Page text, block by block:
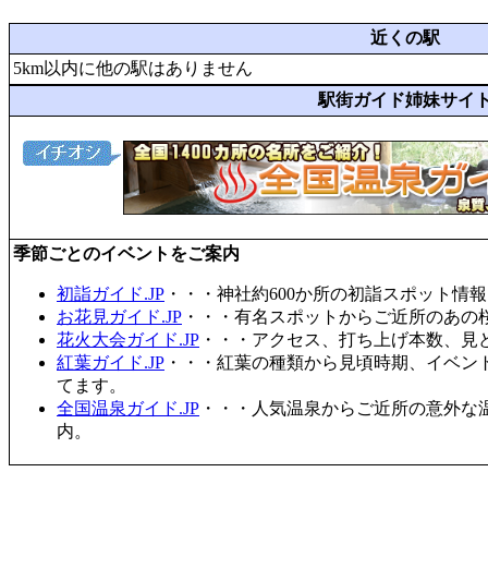
近くの駅
5km以内に他の駅はありません
駅街ガイド姉妹サイ
季節ごとのイベントをご案内
初詣ガイド.JP ・・・神社約600か所の初詣スポット情
お花見ガイド.JP ・・・有名スポットからご近所のあ
花火大会ガイド.JP ・・・アクセス、打ち上げ本数、
紅葉ガイド.JP ・・・紅葉の種類から見頃時期、イベ
てます。
全国温泉ガイド.JP ・・・人気温泉からご近所の意外
内。